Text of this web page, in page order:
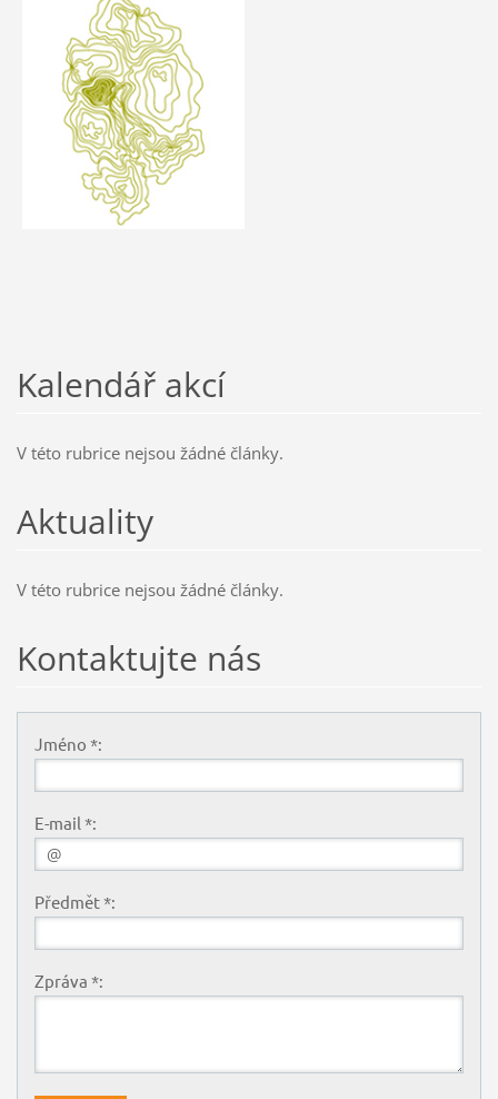
Kalendář akcí
V této rubrice nejsou žádné články.
Aktuality
V této rubrice nejsou žádné články.
Kontaktujte nás
Jméno *:
E-mail *:
Předmět *:
Zpráva *: